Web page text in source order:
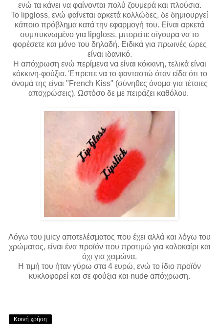
ενώ τα κάνει να φαίνονται πολύ ζουμερά και πλούσια.
Το lipgloss, ενώ φαίνεται αρκετά κολλώδες, δε δημιουργεί
κάποιο πρόβλημα κατά την εφαρμογή του. Είναι αρκετά
συμπυκνωμένο για lipgloss, μπορείτε σίγουρα να το
φορέσετε και μόνο του δηλαδή. Ειδικά για πρωινές ώρες
είναι ιδανικό.
Η απόχρωση ενώ περίμενα να είναι κόκκινη, τελικά είναι
κόκκινη-φούξια. Έπρεπε να το φανταστώ όταν είδα ότι το
όνομά της είναι "French Kiss" (σύνηθες όνομα για τέτοιες
αποχρώσεις). Ωστόσο δε με πειράζει καθόλου.
Λόγω του juicy αποτελέσματος που έχει αλλά και λόγω του
χρώματος, είναι ένα προϊόν που προτιμώ για καλοκαίρι και
όχι για χειμώνα.
Η τιμή του ήταν γύρω στα 4 ευρώ, ενώ το ίδιο προϊόν
κυκλοφορεί και σε φούξια και nude απόχρωση.
Κοινή χρήση